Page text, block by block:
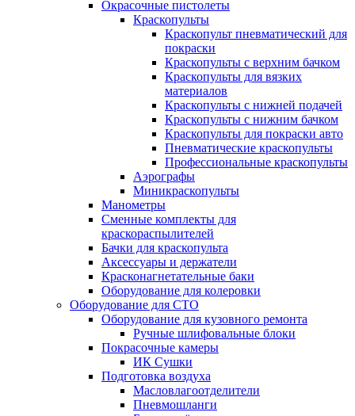
Окрасочные пистолеты
Краскопульты
Краскопульт пневматический для
покраски
Краскопульты с верхним бачком
Краскопульты для вязких
материалов
Краскопульты с нижней подачей
Краскопульты с нижним бачком
Краскопульты для покраски авто
Пневматические краскопульты
Профессиональные краскопульты
Аэрографы
Миникраскопульты
Манометры
Сменные комплекты для
краскораспылителей
Бачки для краскопульта
Аксессуары и держатели
Красконагнетательные баки
Оборудование для колеровки
Оборудование для СТО
Оборудование для кузовного ремонта
Ручные шлифовальные блоки
Покрасочные камеры
ИК Сушки
Подготовка воздуха
Масловлагоотделители
Пневмошланги